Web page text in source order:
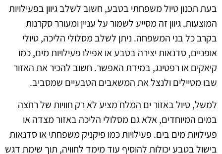
בעת תכנון טיול משפחתי בטבע, חשוב לשלב גיוון בפעילויות
המוצעות. גיוון זה מסייע לשמור על עניין ומעורר סקרנות
בקרב כל בני המשפחה. ניתן לשלב מסלולי הליכה, טיולי
אופניים, סדנאות יצירה בטבע או אפילו פעילויות מים, כמו
קיאקים או רפטינג, במידת האפשר. חשוב להכיר את האזור
שבו מטיילים ולנצל את המשאבים הטבעיים שמסביב.
למשל, טיול באזור ים המלח מציע לא רק חוויות של רחצה
במים המיוחדים, אלא גם מסלולי הליכה באזור מצדה או
פעילויות מים בים. פעילויות כמו פיקניק משפחתי או סדנאות
בישול בטבע יכולות להוסיף עוד מימד לחוויה, תוך שימת דגש